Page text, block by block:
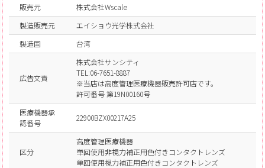
販売元
株式会社Wscale
製造販売元
エイショウ光学株式会社
製造国
台湾
広告文責
株式会社サンシティ
TEL:06-7651-8887
※当店は高度管理医療機器販売許可店です。
許可番号 第19N00160号
医療機器承
認番号
22900BZX00217A25
区分
高度管理医療機器
単回使用非視力補正用色付きコンタクトレンズ
単回使用視力補正用色付きコンタクトレンズ